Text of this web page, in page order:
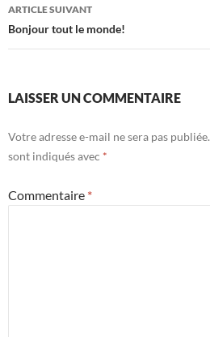
des
ARTICLE SUIVANT
Bonjour tout le monde!
LAISSER UN COMMENTAIRE
Votre adresse e-mail ne sera pas publiée.
sont indiqués avec *
Commentaire *